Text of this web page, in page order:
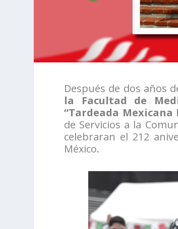
Después de dos años
la Facultad de
“Tardeada Mexicana
de Servicios a la
celebraran el 212
México.